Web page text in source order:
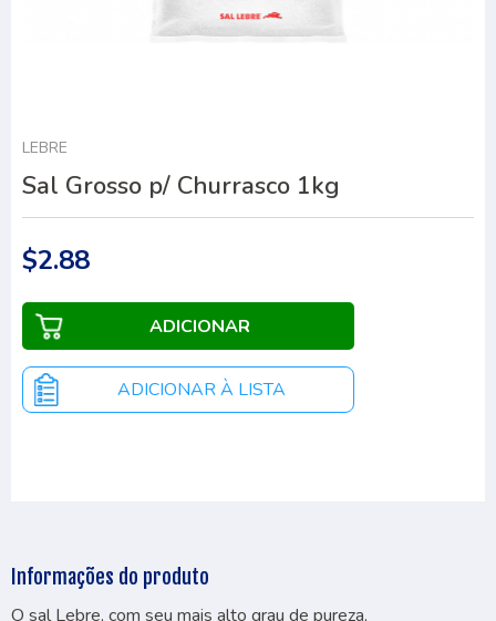
LEBRE
Sal Grosso p/ Churrasco 1kg
$2.88
Informações do produto
O sal Lebre, com seu mais alto grau de pureza,